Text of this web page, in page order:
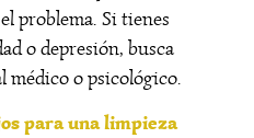
problema. Si tienes
o depresión, busca
médico o psicológico.
para una limpieza